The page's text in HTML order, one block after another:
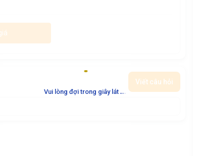
Vui lòng đợi trong giây lát ...
Viết câu hỏi